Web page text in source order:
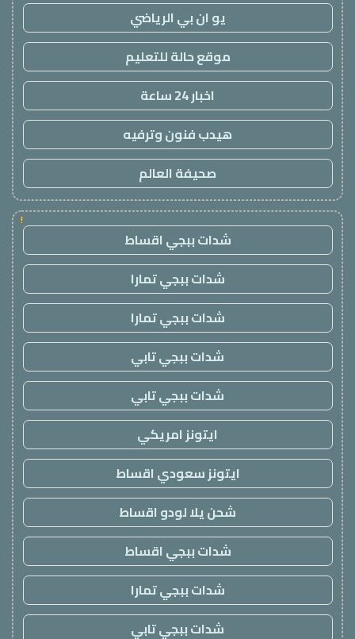
يو ان بي الرياضي
موقع حالة للتعليم
اخبار 24 ساعة
هيدب فنون وترفيه
صحيفة العالم
!
شدات ببجي اقساط
شدات ببجي تمارا
شدات ببجي تمارا
شدات ببجي تابي
شدات ببجي تابي
ايتونز امريكي
ايتونز سعودي اقساط
شحن يلا لودو اقساط
شدات ببجي اقساط
شدات ببجي تمارا
شدات ببجي تابي